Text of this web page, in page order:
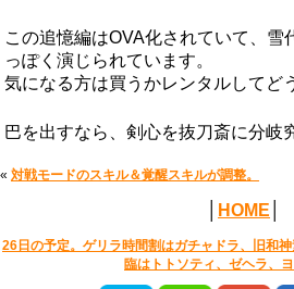
この追憶編はOVA化されていて、雪
っぽく演じられています。
気になる方は買うかレンタルしてど
巴を出すなら、剣心を抜刀斎に分岐
« 対戦モードのスキル＆覚醒スキルが調整。
HOME
26日の予定。ゲリラ時間割はガチャドラ、旧和
臨はトトソティ、ゼヘラ、